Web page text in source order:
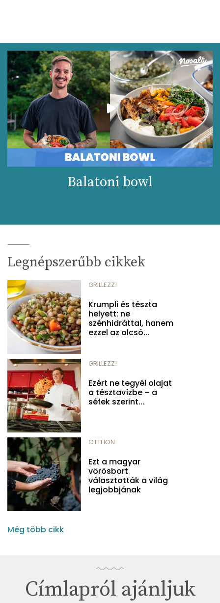
Balatoni bowl
Legnépszerűbb cikkek
GRILLEZZ!
Krumpli és tészta
helyett: ne
szénhidráttal, hanem
ezzel az olcsó...
GRILLEZZ!
Ezért ne tegyél olajat
a tésztavízbe – a
séfek szerint...
OTTHON
Ezt a magyar
vörösbort
választották a világ
legjobbjának
Még több cikk
Címlapról ajánljuk